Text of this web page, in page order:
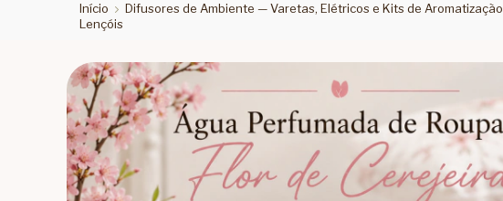
Início Difusores de Ambiente — Varetas, Elétricos e Kits de Aromatização
Lençóis